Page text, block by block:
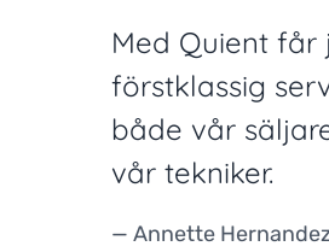
Med Quient får
förstklassig
både vår
vår tekniker.
— Annette